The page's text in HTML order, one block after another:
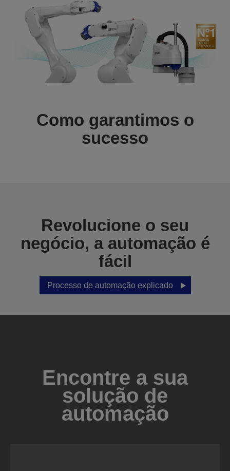
Como garantimos o
sucesso
Revolucione o seu
negócio, a automação é
fácil
Processo de automação explicado
Encontre a sua
solução de
automação